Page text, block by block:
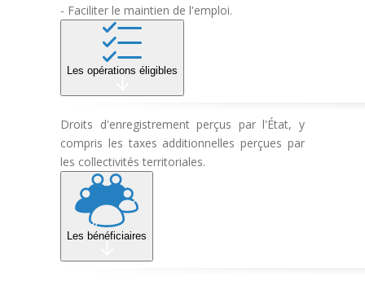
- Faciliter le maintien de l'emploi.
Les opérations éligibles
Droits d'enregistrement perçus par l'État, y
compris les taxes additionnelles perçues par
les collectivités territoriales.
Les bénéficiaires